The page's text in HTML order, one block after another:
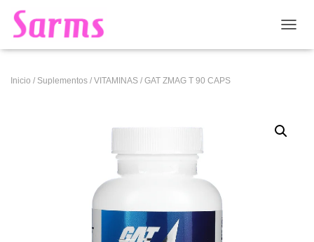
Inicio / Suplementos / VITAMINAS / GAT ZMAG T 90 CAPS